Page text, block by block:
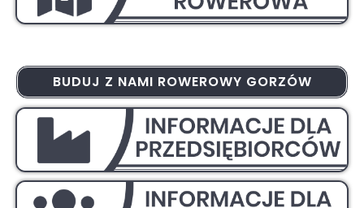
BUDUJ Z NAMI ROWEROWY GORZÓW